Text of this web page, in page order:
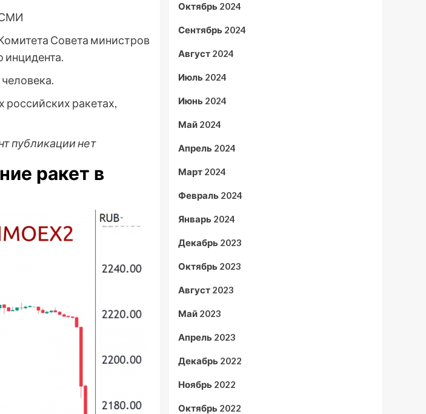
СМИ
Совета министров
инцидента.
российских ракетах,
публикации нет
ракет в
Октябрь 2024
Сентябрь 2024
Август 2024
Июль 2024
Июнь 2024
Май 2024
Апрель 2024
Март 2024
Февраль 2024
Январь 2024
Декабрь 2023
Октябрь 2023
Август 2023
Май 2023
Апрель 2023
Декабрь 2022
Ноябрь 2022
Октябрь 2022